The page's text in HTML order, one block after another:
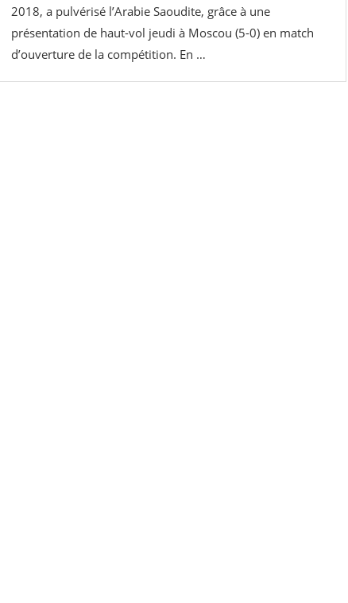
2018, a pulvérisé l’Arabie Saoudite, grâce à une
présentation de haut-vol jeudi à Moscou (5-0) en match
d’ouverture de la compétition. En …